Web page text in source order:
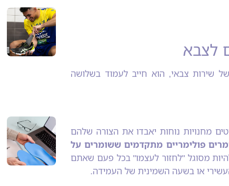
שירות צבאי, הוא חייב לעמוד בשלושה
מחנויות נוחות יאבדו את הצורה שלהם
פולימריים מתקדמים ששומרים על
מסוגל "לחזור לעצמו" בכל פעם שאתם
או בשעה השמינית של העמידה.